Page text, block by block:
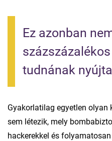
Ez azonban
tudnának
Gyakorlatilag egyetlen olyan
sem létezik, mely
hackerekkel és